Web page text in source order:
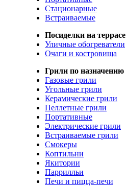
Стационарные
Встраиваемые
Посиделки на террасе
Уличные обогреватели
Очаги и костровища
Грили по назначению
Газовые грили
Угольные грили
Керамические грили
Пеллетные грили
Портативные
Электрические грили
Встраиваемые грили
Смокеры
Коптильни
Якитории
Паррилльи
Печи и пицца-печи